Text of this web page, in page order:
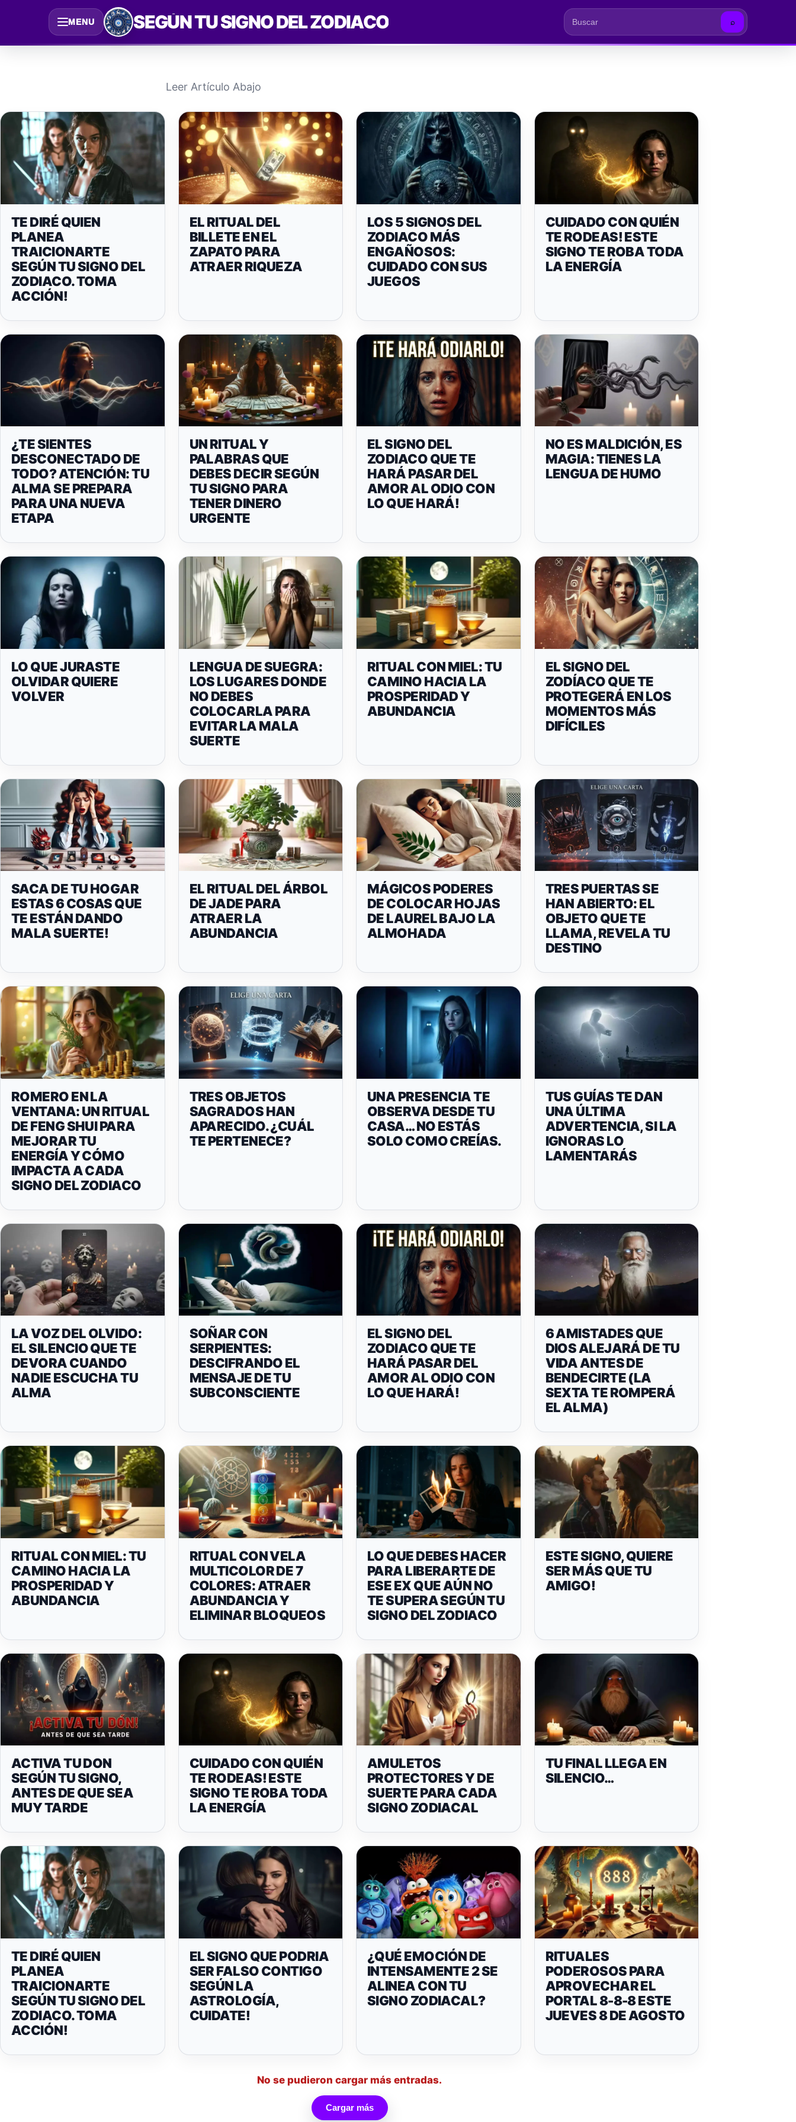
contenido
MENU SEGÚN TU SIGNO DEL ZODIACO ⌕
Leer Artículo Abajo
TE DIRÉ QUIEN
PLANEA
TRAICIONARTE
SEGÚN TU SIGNO DEL
ZODIACO. TOMA
ACCIÓN!
EL RITUAL DEL
BILLETE EN EL
ZAPATO PARA
ATRAER RIQUEZA
LOS 5 SIGNOS DEL
ZODIACO MÁS
ENGAÑOSOS:
CUIDADO CON SUS
JUEGOS
CUIDADO CON QUIÉN
TE RODEAS! ESTE
SIGNO TE ROBA TODA
LA ENERGÍA
¿TE SIENTES
DESCONECTADO DE
TODO? ATENCIÓN: TU
ALMA SE PREPARA
PARA UNA NUEVA
ETAPA
UN RITUAL Y
PALABRAS QUE
DEBES DECIR SEGÚN
TU SIGNO PARA
TENER DINERO
URGENTE
EL SIGNO DEL
ZODIACO QUE TE
HARÁ PASAR DEL
AMOR AL ODIO CON
LO QUE HARÁ!
NO ES MALDICIÓN, ES
MAGIA: TIENES LA
LENGUA DE HUMO
LO QUE JURASTE
OLVIDAR QUIERE
VOLVER
LENGUA DE SUEGRA:
LOS LUGARES DONDE
NO DEBES
COLOCARLA PARA
EVITAR LA MALA
SUERTE
RITUAL CON MIEL: TU
CAMINO HACIA LA
PROSPERIDAD Y
ABUNDANCIA
EL SIGNO DEL
ZODÍACO QUE TE
PROTEGERÁ EN LOS
MOMENTOS MÁS
DIFÍCILES
SACA DE TU HOGAR
ESTAS 6 COSAS QUE
TE ESTÁN DANDO
MALA SUERTE!
EL RITUAL DEL ÁRBOL
DE JADE PARA
ATRAER LA
ABUNDANCIA
MÁGICOS PODERES
DE COLOCAR HOJAS
DE LAUREL BAJO LA
ALMOHADA
TRES PUERTAS SE
HAN ABIERTO: EL
OBJETO QUE TE
LLAMA, REVELA TU
DESTINO
ROMERO EN LA
VENTANA: UN RITUAL
DE FENG SHUI PARA
MEJORAR TU
ENERGÍA Y CÓMO
IMPACTA A CADA
SIGNO DEL ZODIACO
TRES OBJETOS
SAGRADOS HAN
APARECIDO. ¿CUÁL
TE PERTENECE?
UNA PRESENCIA TE
OBSERVA DESDE TU
CASA… NO ESTÁS
SOLO COMO CREÍAS.
TUS GUÍAS TE DAN
UNA ÚLTIMA
ADVERTENCIA, SI LA
IGNORAS LO
LAMENTARÁS
LA VOZ DEL OLVIDO:
EL SILENCIO QUE TE
DEVORA CUANDO
NADIE ESCUCHA TU
ALMA
SOÑAR CON
SERPIENTES:
DESCIFRANDO EL
MENSAJE DE TU
SUBCONSCIENTE
EL SIGNO DEL
ZODIACO QUE TE
HARÁ PASAR DEL
AMOR AL ODIO CON
LO QUE HARÁ!
6 AMISTADES QUE
DIOS ALEJARÁ DE TU
VIDA ANTES DE
BENDECIRTE (LA
SEXTA TE ROMPERÁ
EL ALMA)
RITUAL CON MIEL: TU
CAMINO HACIA LA
PROSPERIDAD Y
ABUNDANCIA
RITUAL CON VELA
MULTICOLOR DE 7
COLORES: ATRAER
ABUNDANCIA Y
ELIMINAR BLOQUEOS
LO QUE DEBES HACER
PARA LIBERARTE DE
ESE EX QUE AÚN NO
TE SUPERA SEGÚN TU
SIGNO DEL ZODIACO
ESTE SIGNO, QUIERE
SER MÁS QUE TU
AMIGO!
ACTIVA TU DON
SEGÚN TU SIGNO,
ANTES DE QUE SEA
MUY TARDE
CUIDADO CON QUIÉN
TE RODEAS! ESTE
SIGNO TE ROBA TODA
LA ENERGÍA
AMULETOS
PROTECTORES Y DE
SUERTE PARA CADA
SIGNO ZODIACAL
TU FINAL LLEGA EN
SILENCIO…
TE DIRÉ QUIEN
PLANEA
TRAICIONARTE
SEGÚN TU SIGNO DEL
ZODIACO. TOMA
ACCIÓN!
EL SIGNO QUE PODRIA
SER FALSO CONTIGO
SEGÚN LA
ASTROLOGÍA,
CUIDATE!
¿QUÉ EMOCIÓN DE
INTENSAMENTE 2 SE
ALINEA CON TU
SIGNO ZODIACAL?
RITUALES
PODEROSOS PARA
APROVECHAR EL
PORTAL 8-8-8 ESTE
JUEVES 8 DE AGOSTO
No se pudieron cargar más entradas.
Cargar más